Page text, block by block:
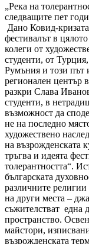
„Река на
следващите пет
Дано Ковид-
фестивалът в
колеги от
студенти, от
Румъния и този път
регионален център
разкри Слава
студенти, в
възможност да
не на последно
художествено
на възрожденската
тръгва и идеята
толерантността“.
българската
различните
на други места –
съжителстват една
пространство.
майстори,
възрожденската